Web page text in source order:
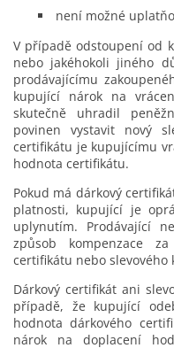
není možné
V případě odstoupení od
nebo jakéhokoli jiného
prodávajícímu
kupující nárok na
skutečně uhradil
povinen vystavit nový
certifikátu je kupujícímu
hodnota certifikátu.
Pokud má dárkový
platnosti, kupující je
uplynutím. Prodávající
způsob kompenzace
certifikátu nebo slevového
Dárkový certifikát ani
případě, že kupující
hodnota dárkového
nárok na doplacení